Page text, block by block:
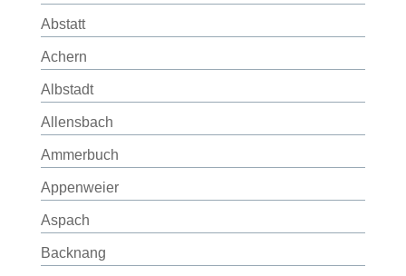
Abstatt
Achern
Albstadt
Allensbach
Ammerbuch
Appenweier
Aspach
Backnang